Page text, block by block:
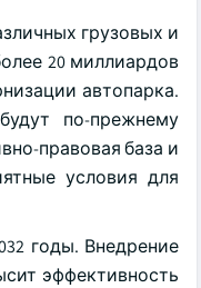
грузовых и
20 миллиардов
автопарка.
по-прежнему
правовая база и
условия для
годы. Внедрение
эффективность